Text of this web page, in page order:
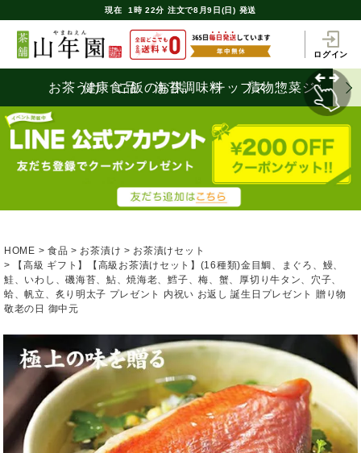
現在 1時 22分 注文で8月9日(日) 発送
ログイン
お茶うけ健康食品ご飯のお供
海苔調味料チップス
漬物惣菜ジャム
HOME 食品 お茶漬け
お茶漬けセット
【高級 ギフト】【高級お茶漬けセット】(16種類)金目鯛、まぐろ、鰻、
鮭、いわし、磯海苔、鮎、焼海老、鱈子、梅、蟹、厚切り牛タン、穴子、
蛤、帆立、炙り明太子 プレゼント 内祝い お返し 誕生日プレゼント 贈り物
敬老の日 御中元